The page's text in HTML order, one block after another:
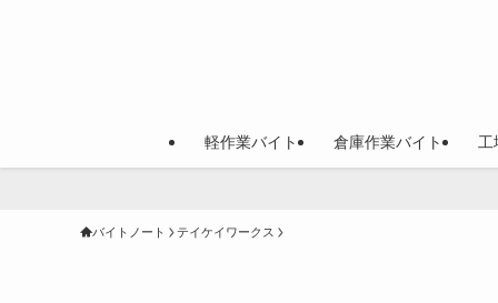
軽作業バイト 倉庫作業バイト 工
バイトノート テイケイワークス